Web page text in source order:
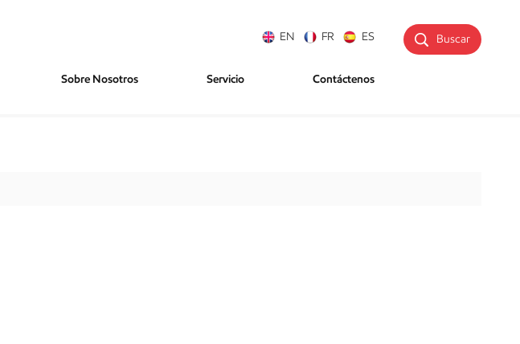
Buscar
EN FR ES
Sobre Nosotros Servicio Contáctenos